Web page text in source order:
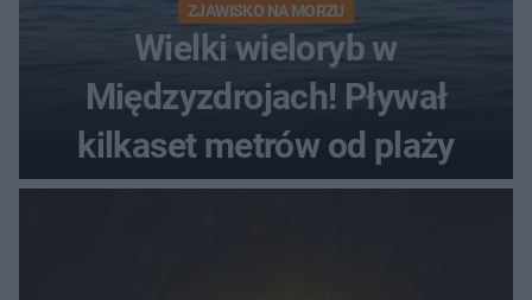
ZJAWISKO NA MORZU
Wielki wieloryb w
Międzyzdrojach! Pływał
kilkaset metrów od plaży